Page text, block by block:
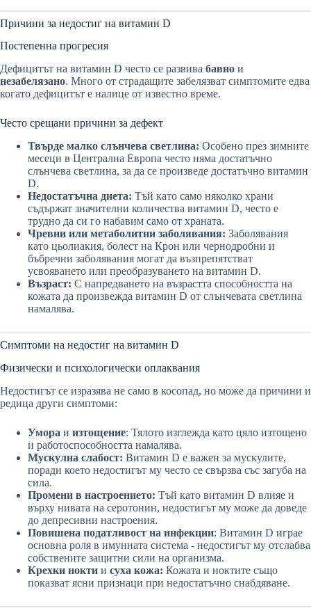
Причини за недостиг на витамин D
Постепенна прогресия
Дефицитът на витамин D често се развива бавно и
незабелязано. Много от страдащите забелязват симптомите едва
когато дефицитът е налице от известно време.
Често срещани причини за дефект
Твърде малко слънчева светлина: Особено през зимните
месеци в Централна Европа често няма достатъчно
слънчева светлина, за да се произведе достатъчно витамин
D.
Недостатъчна диета: Тъй като само няколко храни
съдържат значителни количества витамин D, често е
трудно да си го набавим само от храната.
Чревни или метаболитни заболявания: Заболявания
като цьолиакия, болест на Крон или чернодробни и
бъбречни заболявания могат да възпрепятстват
усвояването или преобразуването на витамин D.
Възраст: С напредването на възрастта способността на
кожата да произвежда витамин D от слънчевата светлина
намалява.
Симптоми на недостиг на витамин D
Физически и психологически оплаквания
Недостигът се изразява не само в косопад, но може да причини и
редица други симптоми:
Умора и изтощение: Тялото изглежда като цяло изтощено
и работоспособността намалява.
Мускулна слабост: Витамин D е важен за мускулите,
поради което недостигът му често се свързва със загуба на
сила.
Промени в настроението: Тъй като витамин D влияе и
върху нивата на серотонин, недостигът му може да доведе
до депресивни настроения.
Повишена податливост на инфекции: Витамин D играе
основна роля в имунната система - недостигът му отслабва
собствените защитни сили на организма.
Крехки нокти и суха кожа: Кожата и ноктите също
показват ясни признаци при недостатъчно снабдяване.